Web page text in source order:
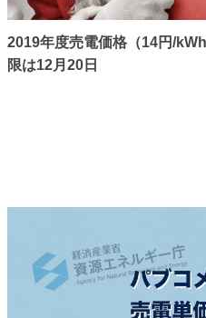
2019年度売電価格（14円/
限は12月20日